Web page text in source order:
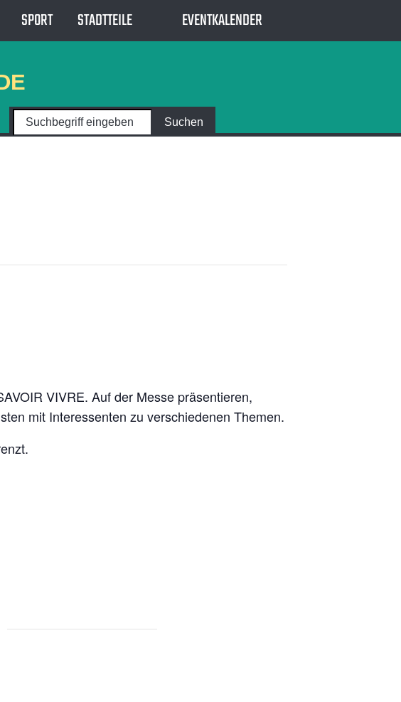
SPORT STADTTEILE EVENTKALENDER
VIVRE. Auf der Messe präsentieren,
mit Interessenten zu verschiedenen Themen.